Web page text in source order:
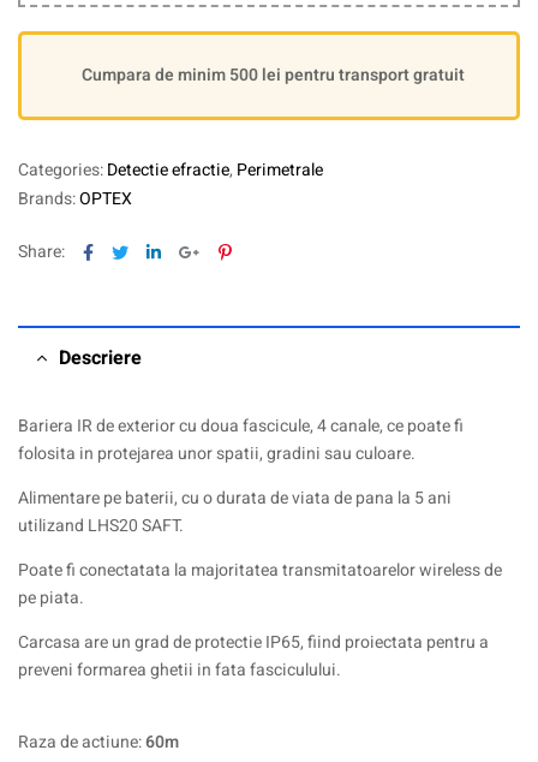
Cumpara de minim 500 lei pentru transport gratuit
Categories:Detectie efractie, Perimetrale
Brands:OPTEX
Share: Facebook
TwitterLinkedinGoogle+Pinterest
Descriere
Bariera IR de exterior cu doua fascicule, 4 canale, ce poate fi
folosita in protejarea unor spatii, gradini sau culoare.
Alimentare pe baterii, cu o durata de viata de pana la 5 ani
utilizand LHS20 SAFT.
Poate fi conectatata la majoritatea transmitatoarelor wireless de
pe piata.
Carcasa are un grad de protectie IP65, fiind proiectata pentru a
preveni formarea ghetii in fata fasciculului.
Raza de actiune:60m